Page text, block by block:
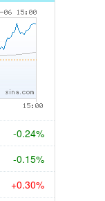
-0.24%
-0.15%
+0.30%